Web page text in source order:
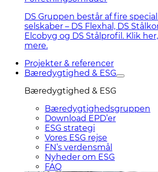
DS Gruppen består af fire
selskaber – DS Flexhal, DS
Elcobyg og DS Stålprofil. Klik
mere.
Projekter & referencer
Bæredygtighed & ESG
Bæredygtighed & ESG
Bæredygtighedsgruppen
Download EPD’er
ESG strategi
Vores ESG rejse
FN’s verdensmål
Nyheder om ESG
FAQ